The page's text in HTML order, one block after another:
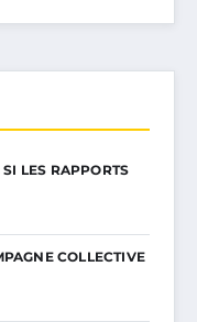
LES RAPPORTS
COLLECTIVE